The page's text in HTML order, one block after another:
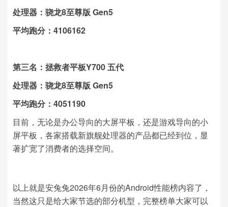
处理器：骁龙8至尊版 Gen5
平均跑分：4106162
第三名：拯救者平板Y700 五代
处理器：骁龙8至尊版 Gen5
平均跑分：4051190
目前，无论是办公导向的大屏平板，还是游戏导向的小
屏平板，各家搭载新旗舰处理器的产品都已经到位，显
著扩宽了消费者的选择空间。
以上就是安兔兔2026年6月份的Android性能榜内容了，
当然这只是给大家节选的部分机型，完整榜单大家可以